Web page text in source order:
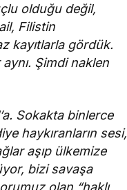
olduğu değil,
Filistin
kayıtlarla gördük.
aynı. Şimdi naklen
Sokakta binlerce
haykıranların sesi,
aşıp ülkemize
bizi savaşa
olan “haklı